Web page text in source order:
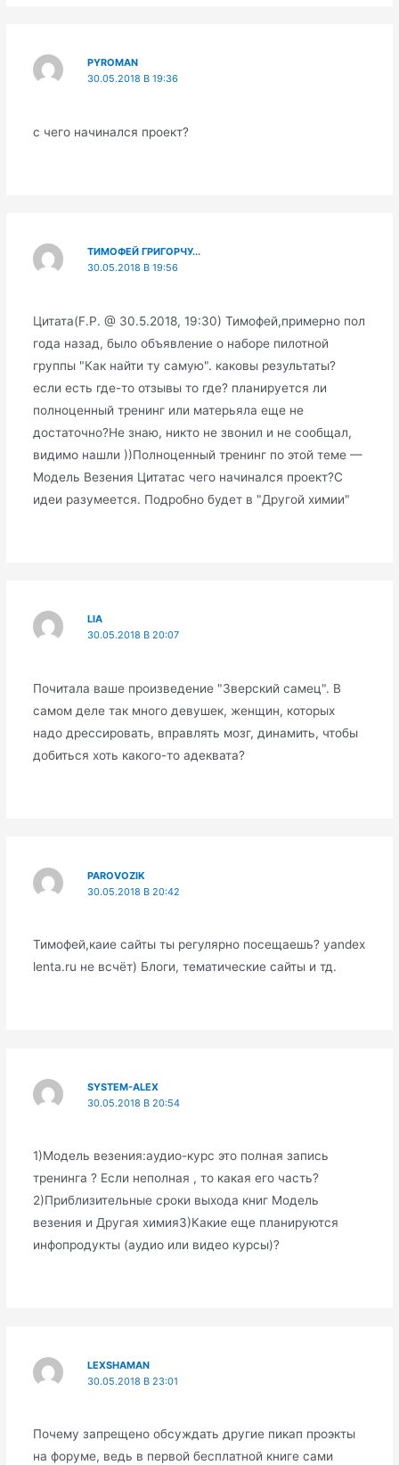
PYROMAN
30.05.2018 В 19:36
с чего начинался проект?
ТИМОФЕЙ ГРИГОРЧУ...
30.05.2018 В 19:56
Цитата(F.P. @ 30.5.2018, 19:30) Тимофей,примерно пол
года назад, было объявление о наборе пилотной
группы "Как найти ту самую". каковы результаты?
если есть где-то отзывы то где? планируется ли
полноценный тренинг или матерьяла еще не
достаточно?Не знаю, никто не звонил и не сообщал,
видимо нашли ))Полноценный тренинг по этой теме —
Модель Везения Цитатас чего начинался проект?С
идеи разумеется. Подробно будет в "Другой химии"
LIA
30.05.2018 В 20:07
Почитала ваше произведение "Зверский самец". В
самом деле так много девушек, женщин, которых
надо дрессировать, вправлять мозг, динамить, чтобы
добиться хоть какого-то адеквата?
PAROVOZIK
30.05.2018 В 20:42
Тимофей,каие сайты ты регулярно посещаешь? yandex
lenta.ru не всчёт) Блоги, тематические сайты и тд.
SYSTEM-ALEX
30.05.2018 В 20:54
1)Модель везения:аудио-курс это полная запись
тренинга ? Если неполная , то какая его часть?
2)Приблизительные сроки выхода книг Модель
везения и Другая химия3)Какие еще планируются
инфопродукты (аудио или видео курсы)?
LEXSHAMAN
30.05.2018 В 23:01
Почему запрещено обсуждать другие пикап проэкты
на форуме, ведь в первой бесплатной книге сами